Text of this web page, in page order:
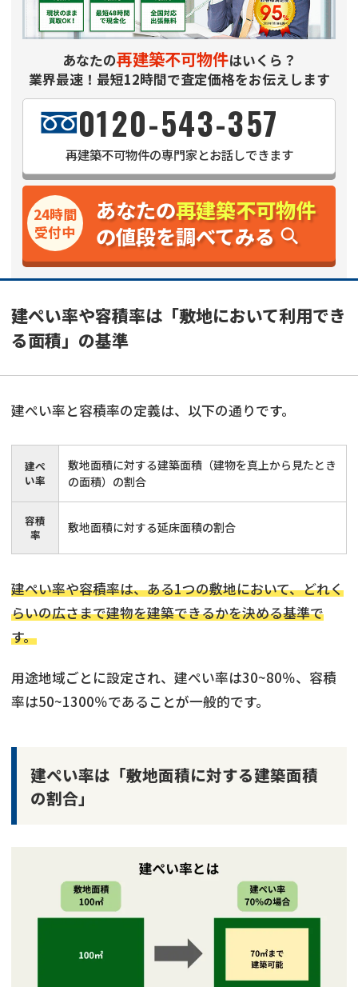
あなたの再建築不可物件はいくら？
業界最速！最短12時間で査定価格をお伝えします
0120-543-357
再建築不可物件の専門家とお話しできます
あなたの再建築不可物件
の値段を調べてみる
24時間
受付中
建ぺい率や容積率は「敷地において利用でき
る面積」の基準
建ぺい率と容積率の定義は、以下の通りです。
建ぺ
い率
敷地面積に対する建築面積（建物を真上から見たとき
の面積）の割合
容積
率
敷地面積に対する延床面積の割合
建ぺい率や容積率は、ある1つの敷地において、どれく
らいの広さまで建物を建築できるかを決める基準で
す。
用途地域ごとに設定され、建ぺい率は30~80％、容積
率は50~1300％であることが一般的です。
建ぺい率は「敷地面積に対する建築面積
の割合」